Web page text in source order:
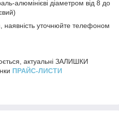
алюмінієві діаметром від 8 до
наявність уточнюйте телефоном
актуальні ЗАЛИШКИ
ПРАЙС-ЛИСТИ